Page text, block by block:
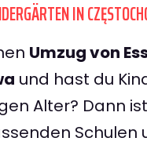
IN
Umzug von
und hast du
Alter? Dann
Schulen